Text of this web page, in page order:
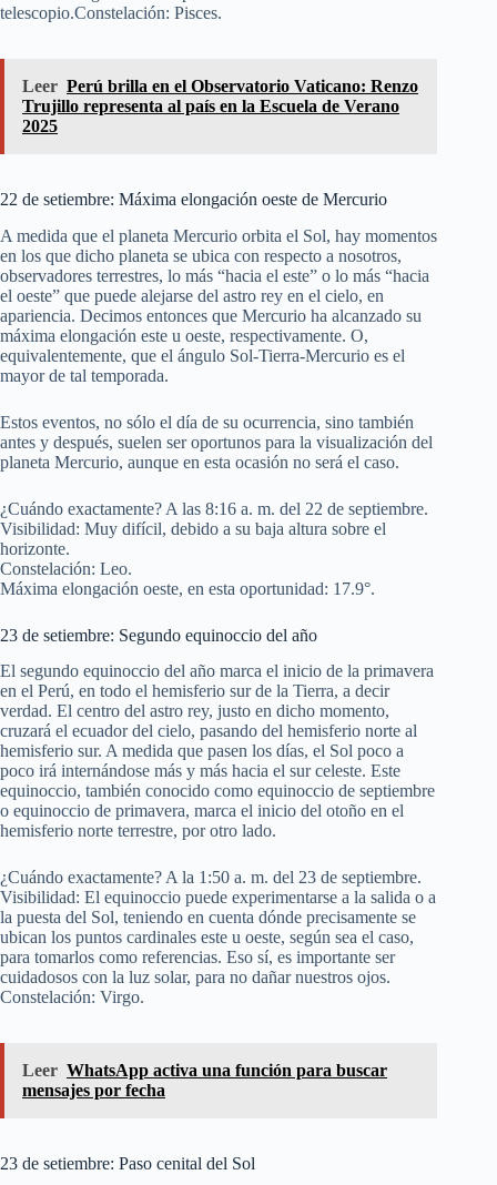
telescopio.Constelación: Pisces.
Leer Perú brilla en el Observatorio Vaticano: Renzo
Trujillo representa al país en la Escuela de Verano
2025
22 de setiembre: Máxima elongación oeste de Mercurio
A medida que el planeta Mercurio orbita el Sol, hay momentos
en los que dicho planeta se ubica con respecto a nosotros,
observadores terrestres, lo más “hacia el este” o lo más “hacia
el oeste” que puede alejarse del astro rey en el cielo, en
apariencia. Decimos entonces que Mercurio ha alcanzado su
máxima elongación este u oeste, respectivamente. O,
equivalentemente, que el ángulo Sol-Tierra-Mercurio es el
mayor de tal temporada.
Estos eventos, no sólo el día de su ocurrencia, sino también
antes y después, suelen ser oportunos para la visualización del
planeta Mercurio, aunque en esta ocasión no será el caso.
¿Cuándo exactamente? A las 8:16 a. m. del 22 de septiembre.
Visibilidad: Muy difícil, debido a su baja altura sobre el
horizonte.
Constelación: Leo.
Máxima elongación oeste, en esta oportunidad: 17.9°.
23 de setiembre: Segundo equinoccio del año
El segundo equinoccio del año marca el inicio de la primavera
en el Perú, en todo el hemisferio sur de la Tierra, a decir
verdad. El centro del astro rey, justo en dicho momento,
cruzará el ecuador del cielo, pasando del hemisferio norte al
hemisferio sur. A medida que pasen los días, el Sol poco a
poco irá internándose más y más hacia el sur celeste. Este
equinoccio, también conocido como equinoccio de septiembre
o equinoccio de primavera, marca el inicio del otoño en el
hemisferio norte terrestre, por otro lado.
¿Cuándo exactamente? A la 1:50 a. m. del 23 de septiembre.
Visibilidad: El equinoccio puede experimentarse a la salida o a
la puesta del Sol, teniendo en cuenta dónde precisamente se
ubican los puntos cardinales este u oeste, según sea el caso,
para tomarlos como referencias. Eso sí, es importante ser
cuidadosos con la luz solar, para no dañar nuestros ojos.
Constelación: Virgo.
Leer WhatsApp activa una función para buscar
mensajes por fecha
23 de setiembre: Paso cenital del Sol